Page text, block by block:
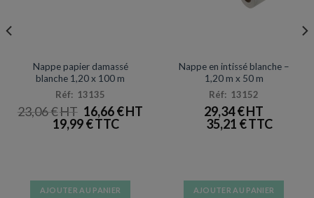
Promotion
Nappe papier damassé
blanche 1,20 x 100 m
Réf: 13135
23,06€
LE
PRIX
INITIAL
16,66€
19,99€
AJOUTER AU PANIER
Nappe en intissé blanche –
1,20 m x 50 m
Réf: 13152
29,34€
35,21 €
AJOUTER AU PANIER